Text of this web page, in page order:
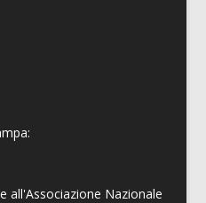
all'Associazione Nazionale